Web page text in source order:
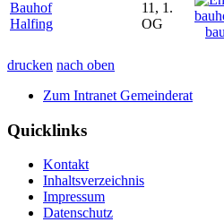
Bauhof
Halfing
11, 1.
OG
drucken nach oben
Zum Intranet Gemeinderat
Quicklinks
Kontakt
Inhaltsverzeichnis
Impressum
Datenschutz